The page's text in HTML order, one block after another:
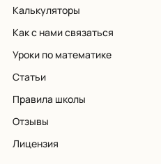
Калькуляторы
Как с нами связаться
Уроки по математике
Статьи
Правила школы
Отзывы
Лицензия